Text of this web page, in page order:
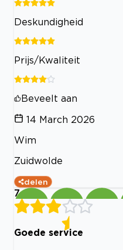
Deskundigheid
Prijs/Kwaliteit
Beveelt aan
14 March 2026
Wim
Zuidwolde
delen
7
Goede service